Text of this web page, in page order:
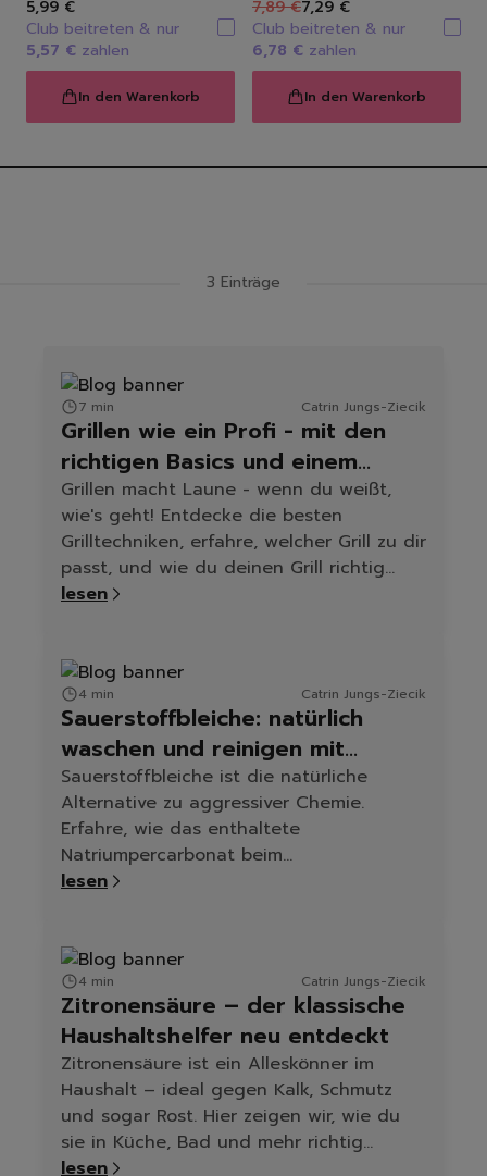
5,99 €
Club beitreten & nur
5,57 € zahlen
In den Warenkorb
7,89 €7,29 €
Club beitreten & nur
6,78 € zahlen
In den Warenkorb
3 Einträge
7 min Catrin Jungs-Ziecik
Grillen wie ein Profi - mit den
richtigen Basics und einem
sauberen Grill
Grillen macht Laune - wenn du weißt,
wie's geht! Entdecke die besten
Grilltechniken, erfahre, welcher Grill zu dir
passt, und wie du deinen Grill richtig
reinigst – mit Produkttipps von
lesen
4 min Catrin Jungs-Ziecik
Sauerstoffbleiche: natürlich
waschen und reinigen mit
Natriumpercarbonat
Sauerstoffbleiche ist die natürliche
Alternative zu aggressiver Chemie.
Erfahre, wie das enthaltete
Natriumpercarbonat beim
Wäschewaschen, Fleckenentfernen und
lesen
4 min Catrin Jungs-Ziecik
Zitronensäure – der klassische
Haushaltshelfer neu entdeckt
Zitronensäure ist ein Alleskönner im
Haushalt – ideal gegen Kalk, Schmutz
und sogar Rost. Hier zeigen wir, wie du
sie in Küche, Bad und mehr richtig
einsetzt.
lesen